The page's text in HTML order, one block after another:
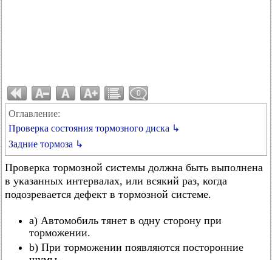
0
Оглавление:
Проверка состояния тормозного диска ↳
Задние тормоза ↳
Проверка тормозной системы должна быть выполнена
в указанных интервалах, или всякий раз, когда
подозревается дефект в тормозной системе.
a) Автомобиль тянет в одну сторону при
торможении.
b) При торможении появляются посторонние